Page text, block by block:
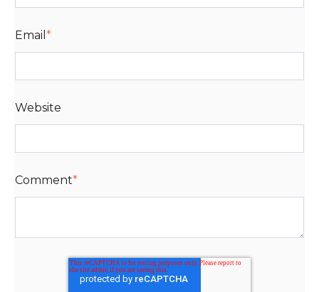
Email *
Website
Comment*